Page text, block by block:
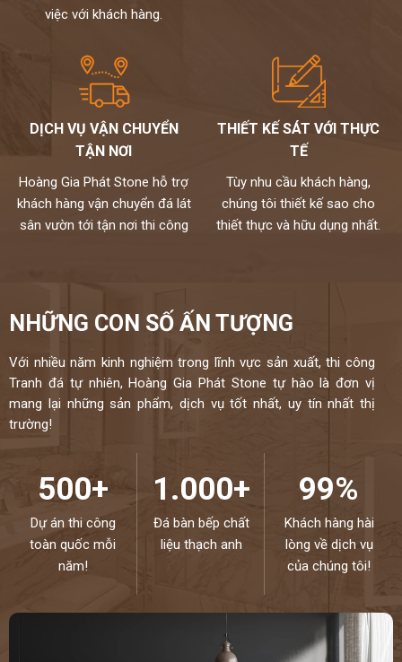
việc với khách hàng.
DỊCH VỤ VẬN CHUYỂN
TẬN NƠI
Hoàng Gia Phát Stone hỗ trợ
khách hàng vận chuyển đá lát
sân vườn tới tận nơi thi công
THIẾT KẾ SÁT VỚI THỰC
TẾ
Tùy nhu cầu khách hàng,
chúng tôi thiết kế sao cho
thiết thực và hữu dụng nhất.
NHỮNG CON SỐ ẤN TƯỢNG
Với nhiều năm kinh nghiệm trong lĩnh vực sản xuất, thi công
Tranh đá tự nhiên, Hoàng Gia Phát Stone tự hào là đơn vị
mang lại những sản phẩm, dịch vụ tốt nhất, uy tín nhất thị
trường!
500+
Dự án thi công
toàn quốc mỗi
năm!
1.000+
Đá bàn bếp chất
liệu thạch anh
99%
Khách hàng hài
lòng về dịch vụ
của chúng tôi!